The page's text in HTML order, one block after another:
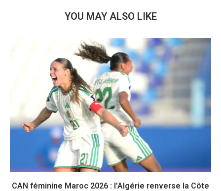
YOU MAY ALSO LIKE
CAN féminine Maroc 2026 : l’Algérie renverse la Côte